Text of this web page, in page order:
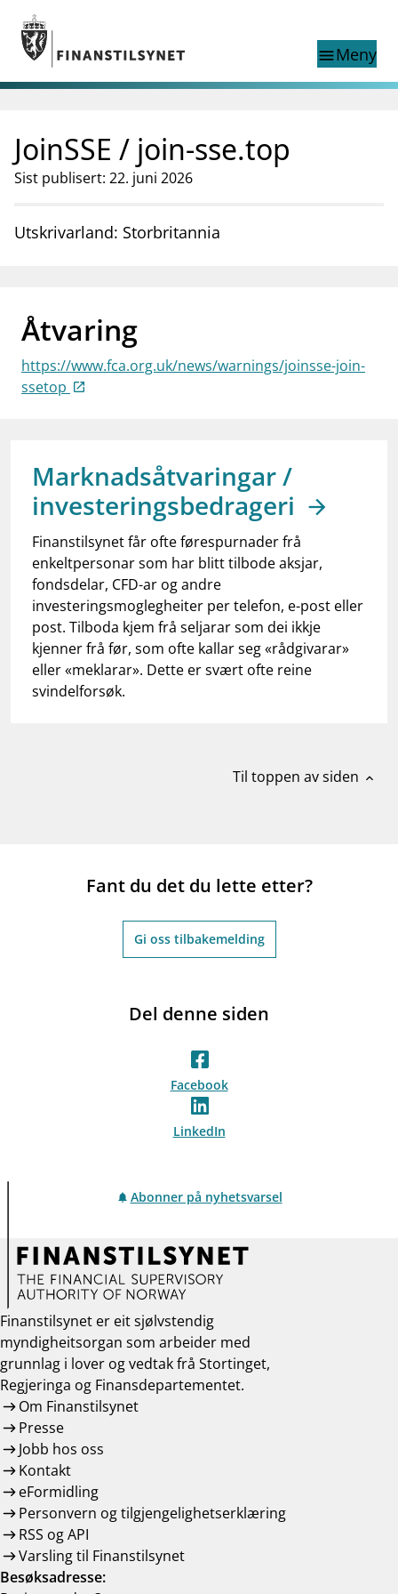
Gå til hovedinnhold
Gå til søkesiden
menuMeny
nettstedet
language
English
English
English home page
Tilsyn
Finanstilsynets registre
businessOm Finanstilsynet
mail_outlineKontakt oss
notifications_noneAbonner på nyhetsvarsel
JoinSSE / join-sse.top
Sist publisert: 22. juni 2026
Utskrivarland: Storbritannia
Åtvaring
https://www.fca.org.uk/news/warnings/joinsse-join-
ssetop
Marknadsåtvaringar /
investeringsbedrageri
Finanstilsynet får ofte førespurnader frå
enkeltpersonar som har blitt tilbode aksjar,
fondsdelar, CFD-ar og andre
investeringsmoglegheiter per telefon, e-post eller
post. Tilboda kjem frå seljarar som dei ikkje
kjenner frå før, som ofte kallar seg «rådgivarar»
eller «meklarar». Dette er svært ofte reine
svindelforsøk.
Til toppen av siden expand_less
Fant du det du lette etter?
Gi oss tilbakemelding
Del denne siden
Facebook
LinkedIn
Abonner på nyhetsvarsel
Finanstilsynet er eit sjølvstendig
myndigheitsorgan som arbeider med
grunnlag i lover og vedtak frå Stortinget,
Regjeringa og Finansdepartementet.
Om Finanstilsynet
Presse
Jobb hos oss
Kontakt
eFormidling
Personvern og tilgjengelighetserklæring
RSS og API
Varsling til Finanstilsynet
Besøksadresse: